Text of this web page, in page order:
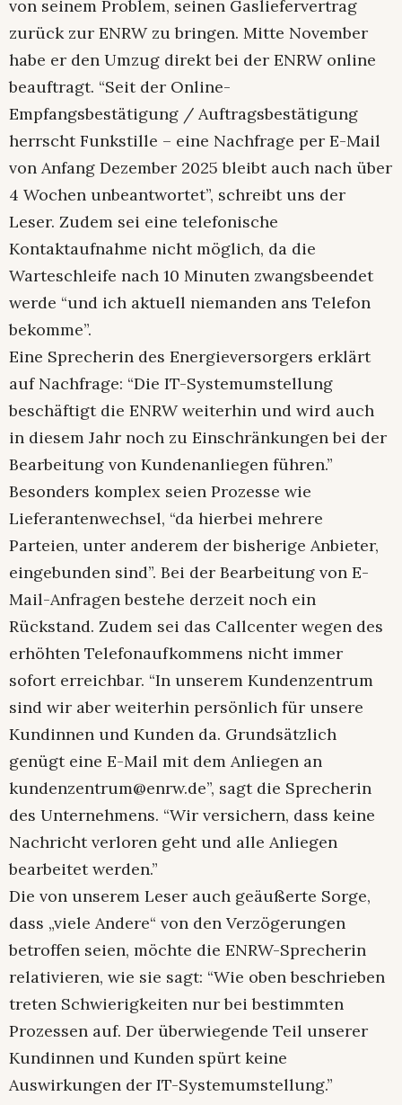
von seinem Problem, seinen Gasliefervertrag
zurück zur ENRW zu bringen. Mitte November
habe er den Umzug direkt bei der ENRW online
beauftragt. “Seit der Online-
Empfangsbestätigung / Auftragsbestätigung
herrscht Funkstille – eine Nachfrage per E-Mail
von Anfang Dezember 2025 bleibt auch nach über
4 Wochen unbeantwortet”, schreibt uns der
Leser. Zudem sei eine telefonische
Kontaktaufnahme nicht möglich, da die
Warteschleife nach 10 Minuten zwangsbeendet
werde “und ich aktuell niemanden ans Telefon
bekomme”.
Eine Sprecherin des Energieversorgers erklärt
auf Nachfrage: “Die IT-Systemumstellung
beschäftigt die ENRW weiterhin und wird auch
in diesem Jahr noch zu Einschränkungen bei der
Bearbeitung von Kundenanliegen führen.”
Besonders komplex seien Prozesse wie
Lieferantenwechsel, “da hierbei mehrere
Parteien, unter anderem der bisherige Anbieter,
eingebunden sind”. Bei der Bearbeitung von E-
Mail-Anfragen bestehe derzeit noch ein
Rückstand. Zudem sei das Callcenter wegen des
erhöhten Telefonaufkommens nicht immer
sofort erreichbar. “In unserem Kundenzentrum
sind wir aber weiterhin persönlich für unsere
Kundinnen und Kunden da. Grundsätzlich
genügt eine E-Mail mit dem Anliegen an
kundenzentrum@enrw.de”, sagt die Sprecherin
des Unternehmens. “Wir versichern, dass keine
Nachricht verloren geht und alle Anliegen
bearbeitet werden.”
Die von unserem Leser auch geäußerte Sorge,
dass „viele Andere“ von den Verzögerungen
betroffen seien, möchte die ENRW-Sprecherin
relativieren, wie sie sagt: “Wie oben beschrieben
treten Schwierigkeiten nur bei bestimmten
Prozessen auf. Der überwiegende Teil unserer
Kundinnen und Kunden spürt keine
Auswirkungen der IT-Systemumstellung.”